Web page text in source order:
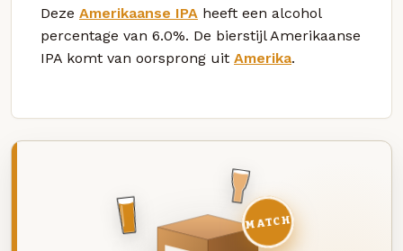
Deze Amerikaanse IPA heeft een alcohol
percentage van 6.0%. De bierstijl Amerikaanse
IPA komt van oorsprong uit Amerika.
MATCH